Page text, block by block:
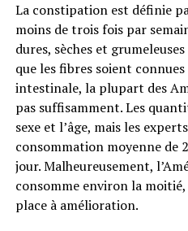
La constipation est définie
moins de trois fois par
dures, sèches et
que les fibres soient
intestinale, la plupart des
pas suffisamment. Les
sexe et l’âge, mais les
consommation moyenne de
jour. Malheureusement,
consomme environ la
place à amélioration.